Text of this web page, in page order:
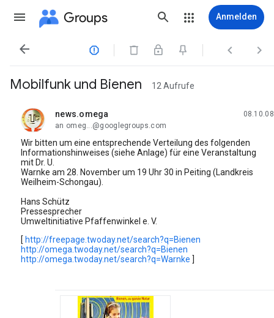
Groups Anmelden
   
Mobilfunk und Bienen 12 Aufrufe
news.omega
ungelesen,
08.10.08
an omeg...@googlegroups.com
Wir bitten um eine entsprechende Verteilung des folgenden
Informationshinweises (siehe Anlage) für eine Veranstaltung
mit Dr. U.
Warnke am 28. November um 19 Uhr 30 in Peiting (Landkreis
Weilheim-Schongau).
Hans Schütz
Pressesprecher
Umweltinitiative Pfaffenwinkel e. V.
[ http://freepage.twoday.net/search?q=Bienen
http://omega.twoday.net/search?q=Bienen
http://omega.twoday.net/search?q=Warnke ]